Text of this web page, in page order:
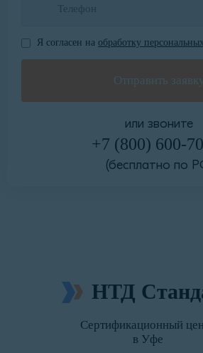
Я согласен на обработку
или звоните
+7 (800) 600-
(бесплатно по
НТД
Сертификационный
в Уфе